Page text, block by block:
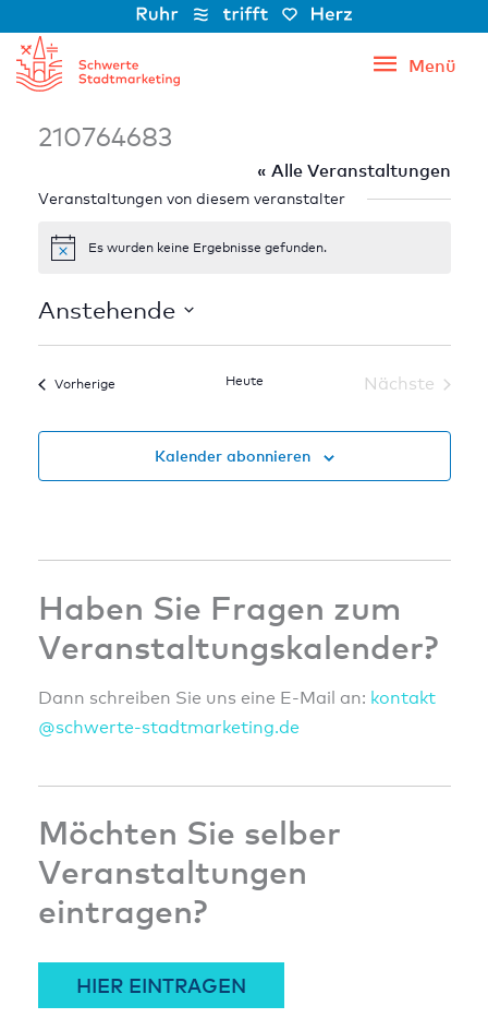
Inhalt
springen
Menü
Menü
210764683
« Alle Veranstaltungen
Veranstaltungen von diesem veranstalter
HinweisEs wurden keine Ergebnisse gefunden.
Anstehende
Datum
VorherigeVeranstaltungen Heute
Nächste
Kalender abonnieren
Haben Sie Fragen zum
Veranstaltungskalender?
Dann schreiben Sie uns eine E-Mail an: kontakt
@schwerte-stadtmarketing.de
Möchten Sie selber
Veranstaltungen
eintragen?
HIER EINTRAGEN